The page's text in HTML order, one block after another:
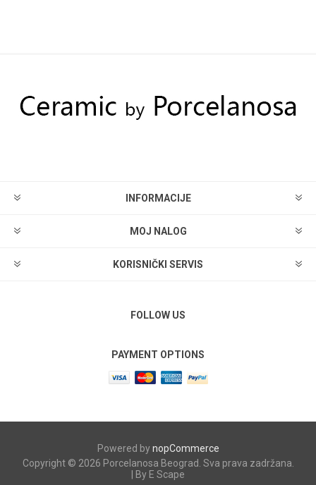
INFORMACIJE
MOJ NALOG
KORISNIČKI SERVIS
FOLLOW US
PAYMENT OPTIONS
Powered bynopCommerce
Copyright © 2026 Porcelanosa Beograd. Sva prava zadržana.
| By E Scape